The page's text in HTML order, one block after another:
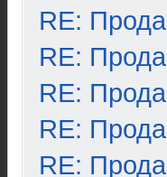
RE:
RE:
RE:
RE:
RE: